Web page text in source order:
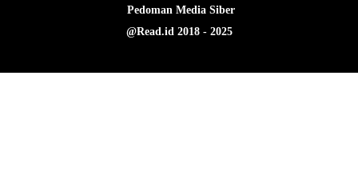
Pedoman Media Siber
@Read.id 2018 - 2025